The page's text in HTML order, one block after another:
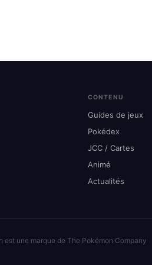
CONTENU
Guides de jeux
Pokédex
JCC / Cartes
Animé
Actualités
une marque de The Pokémon Company